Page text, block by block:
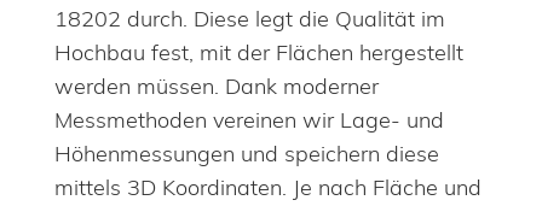
18202 durch. Diese legt die Qualität im
Hochbau fest, mit der Flächen hergestellt
werden müssen. Dank moderner
Messmethoden vereinen wir Lage- und
Höhenmessungen und speichern diese
mittels 3D Koordinaten. Je nach Fläche und